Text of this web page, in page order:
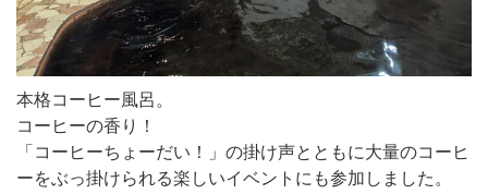
本格コーヒー風呂。
コーヒーの香り！
「コーヒーちょーだい！」の掛け声とともに大量のコーヒ
ーをぶっ掛けられる楽しいイベントにも参加しました。